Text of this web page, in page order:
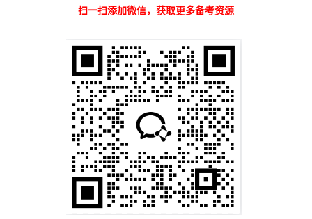
扫一扫添加微信，获取更多备考资源